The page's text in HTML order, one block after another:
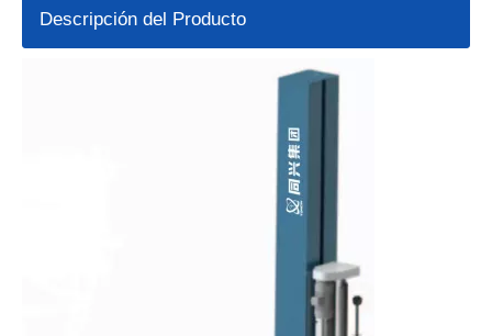
Descripción del Producto